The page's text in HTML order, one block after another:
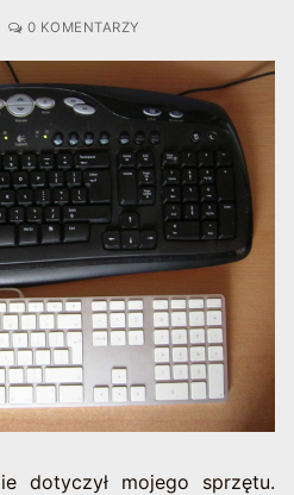
0 KOMENTARZY
dotyczył mojego sprzętu.